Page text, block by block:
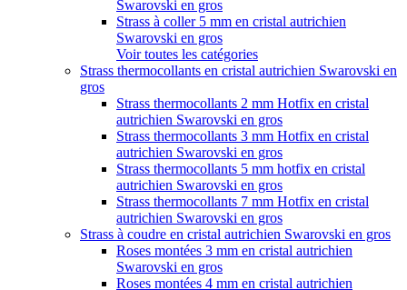
Swarovski en gros
Strass à coller 5 mm en cristal autrichien
Swarovski en gros
Voir toutes les catégories
Strass thermocollants en cristal autrichien Swarovski en
gros
Strass thermocollants 2 mm Hotfix en cristal
autrichien Swarovski en gros
Strass thermocollants 3 mm Hotfix en cristal
autrichien Swarovski en gros
Strass thermocollants 5 mm hotfix en cristal
autrichien Swarovski en gros
Strass thermocollants 7 mm Hotfix en cristal
autrichien Swarovski en gros
Strass à coudre en cristal autrichien Swarovski en gros
Roses montées 3 mm en cristal autrichien
Swarovski en gros
Roses montées 4 mm en cristal autrichien